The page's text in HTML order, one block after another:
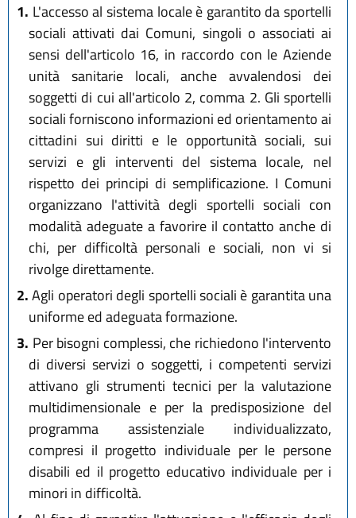
1. L'accesso al sistema locale è garantito da sportelli
sociali attivati dai Comuni, singoli o associati ai
sensi dell'articolo 16, in raccordo con le Aziende
unità sanitarie locali, anche avvalendosi dei
soggetti di cui all'articolo 2, comma 2. Gli sportelli
sociali forniscono informazioni ed orientamento ai
cittadini sui diritti e le opportunità sociali, sui
servizi e gli interventi del sistema locale, nel
rispetto dei principi di semplificazione. I Comuni
organizzano l'attività degli sportelli sociali con
modalità adeguate a favorire il contatto anche di
chi, per difficoltà personali e sociali, non vi si
rivolge direttamente.
2.Agli operatori degli sportelli sociali è garantita una
uniforme ed adeguata formazione.
3. Per bisogni complessi, che richiedono l'intervento
di diversi servizi o soggetti, i competenti servizi
attivano gli strumenti tecnici per la valutazione
multidimensionale e per la predisposizione del
programma assistenziale individualizzato,
compresi il progetto individuale per le persone
disabili ed il progetto educativo individuale per i
minori in difficoltà.